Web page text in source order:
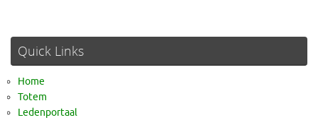
Quick Links
Home
Totem
Ledenportaal